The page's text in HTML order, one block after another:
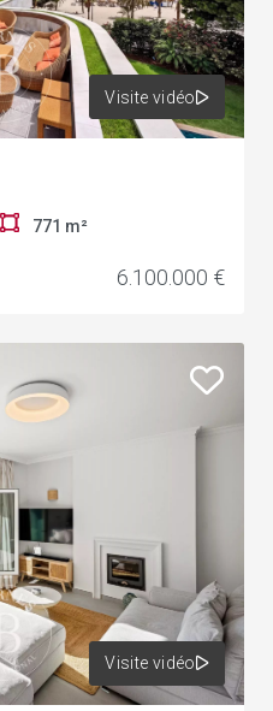
Visite vidéo
771 m²
6.100.000 €
Visite vidéo